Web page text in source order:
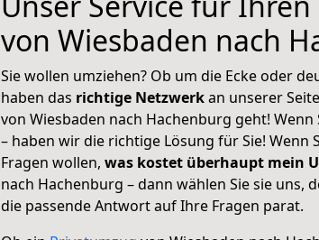
von Wiesbaden nach
Sie wollen umziehen? Ob um die Ecke oder
haben das richtige Netzwerkan unserer
von Wiesbaden nach Hachenburg geht!
– haben wir die richtige Lösung für Sie! Wenn
Fragen wollen, was kostet überhaupt mein
nach Hachenburg – dann wählen Sie sie uns,
die passende Antwort auf Ihre Fragen parat.